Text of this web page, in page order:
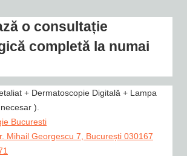
o consultație
completă la numai
+ Dermatoscopie Digitală + Lampa
).
Bucuresti
Mihail Georgescu 7, București 030167